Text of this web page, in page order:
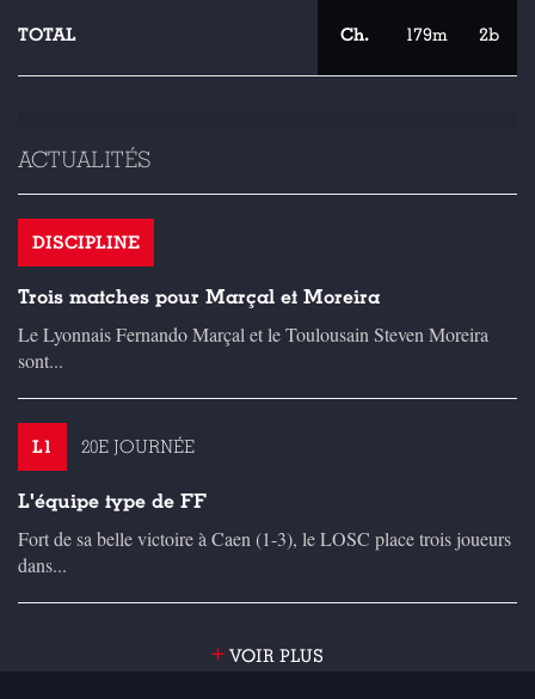
TOTAL Ch. 179m 2b
ACTUALITÉS
DISCIPLINE
Trois matches pour Marçal et Moreira
Le Lyonnais Fernando Marçal et le Toulousain Steven Moreira
sont...
L1 20E JOURNÉE
L'équipe type de FF
Fort de sa belle victoire à Caen (1-3), le LOSC place trois joueurs
dans...
+ VOIR PLUS